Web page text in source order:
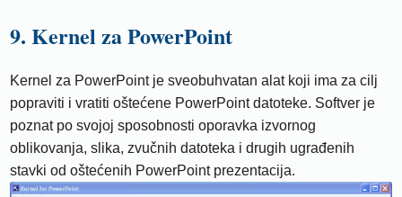
9. Kernel za PowerPoint
Kernel za PowerPoint je sveobuhvatan alat koji ima za cilj
popraviti i vratiti oštećene PowerPoint datoteke. Softver je
poznat po svojoj sposobnosti oporavka izvornog
oblikovanja, slika, zvučnih datoteka i drugih ugrađenih
stavki od oštećenih PowerPoint prezentacija.